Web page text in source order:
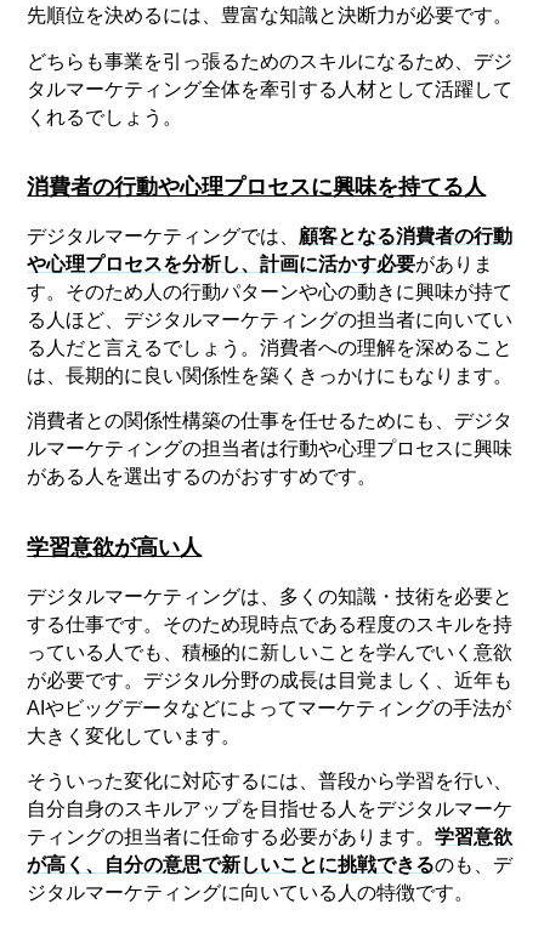
先順位を決めるには、豊富な知識と決断力が必要です。
どちらも事業を引っ張るためのスキルになるため、デジ
タルマーケティング全体を牽引する人材として活躍して
くれるでしょう。
消費者の行動や心理プロセスに興味を持てる人
デジタルマーケティングでは、 顧客となる消費者の行動
や心理プロセスを分析し、計画に活かす必要がありま
す。そのため人の行動パターンや心の動きに興味が持て
る人ほど、デジタルマーケティングの担当者に向いてい
る人だと言えるでしょう。消費者への理解を深めること
は、長期的に良い関係性を築くきっかけにもなります。
消費者との関係性構築の仕事を任せるためにも、デジタ
ルマーケティングの担当者は行動や心理プロセスに興味
がある人を選出するのがおすすめです。
学習意欲が高い人
デジタルマーケティングは、多くの知識・技術を必要と
する仕事です。そのため現時点である程度のスキルを持
っている人でも、積極的に新しいことを学んでいく意欲
が必要です。デジタル分野の成長は目覚ましく、近年も
AIやビッグデータなどによってマーケティングの手法が
大きく変化しています。
そういった変化に対応するには、普段から学習を行い、
自分自身のスキルアップを目指せる人をデジタルマーケ
ティングの担当者に任命する必要があります。学習意欲
が高く、自分の意思で新しいことに挑戦できるのも、デ
ジタルマーケティングに向いている人の特徴です。